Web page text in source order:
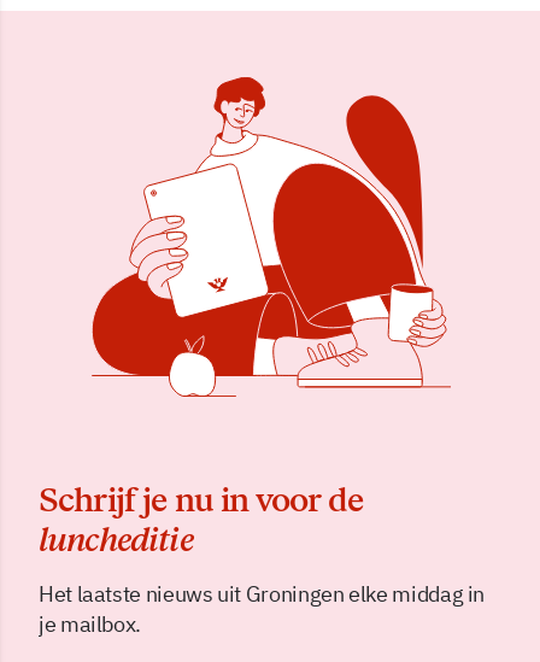
Schrijf je nu in voor de
luncheditie
Het laatste nieuws uit Groningen elke middag in
je mailbox.